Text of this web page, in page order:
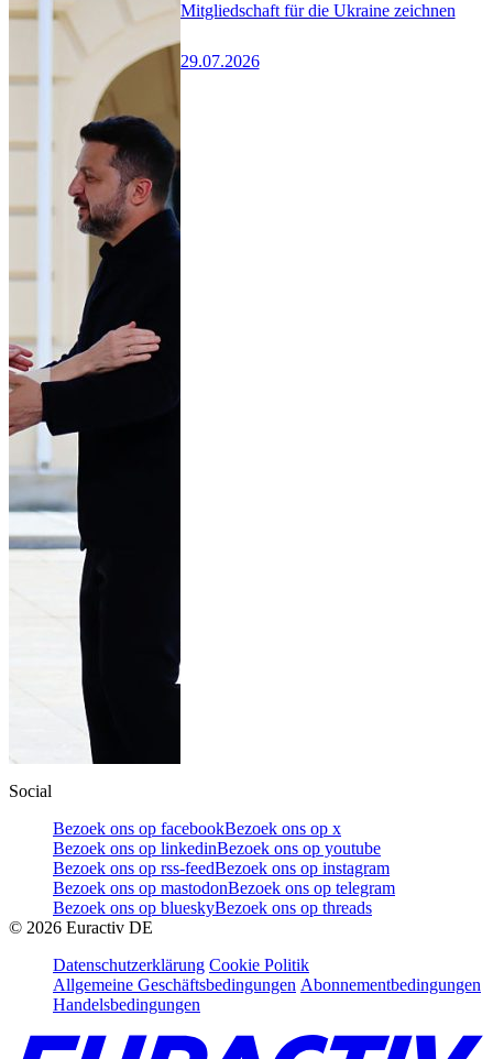
Mitgliedschaft für die Ukraine zeichnen
29.07.2026
Social
Bezoek ons op facebookBezoek ons op x
Bezoek ons op linkedinBezoek ons op youtube
Bezoek ons op rss-feedBezoek ons op instagram
Bezoek ons op mastodonBezoek ons op telegram
Bezoek ons op blueskyBezoek ons op threads
© 2026 Euractiv DE
Datenschutzerklärung Cookie Politik
Allgemeine Geschäftsbedingungen Abonnementbedingungen
Handelsbedingungen